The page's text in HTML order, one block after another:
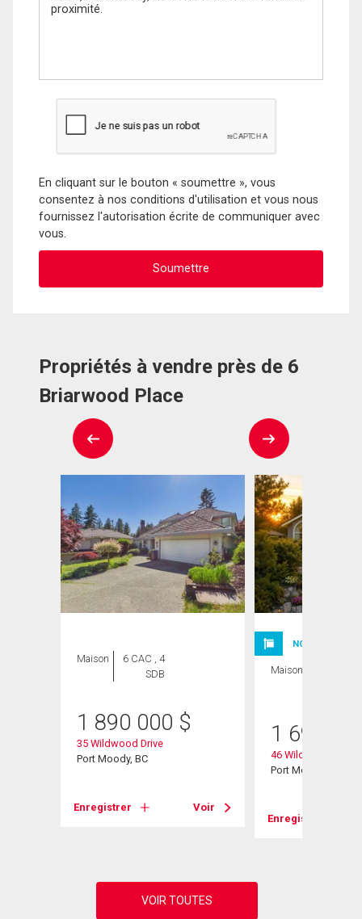
En cliquant sur le bouton « soumettre », vous
consentez à nos conditions d'utilisation et vous nous
fournissez l'autorisation écrite de communiquer avec
vous.
Propriétés à vendre près de 6
Briarwood Place
Maison
6 CAC , 4
SDB
1 890 000 $
35 Wildwood Drive
Port Moody, BC
Enregistrer Voir
NOUVELLE
Maison
1 698
46 Wildwood Drive
Port Moody, BC
Enregistrer